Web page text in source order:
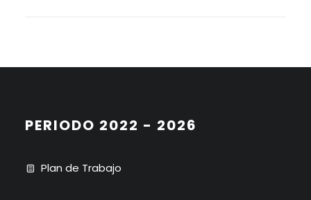
PERIODO 2022 - 2026
Plan de Trabajo